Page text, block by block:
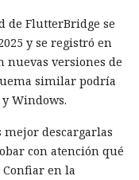
de FlutterBridge se
y se registró en
nuevas versiones de
similar podría
Windows.
descargarlas
con atención qué
en la